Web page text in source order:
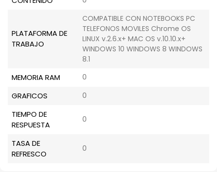
PLATAFORMA DE
TRABAJO
COMPATIBLE CON NOTEBOOKS PC
TELEFONOS MOVILES Chrome OS
LINUX v.2.6.x+ MAC OS v.10.10.x+
WINDOWS 10 WINDOWS 8 WINDOWS
8.1
MEMORIA RAM 0
GRAFICOS 0
TIEMPO DE
RESPUESTA
0
TASA DE
REFRESCO
0